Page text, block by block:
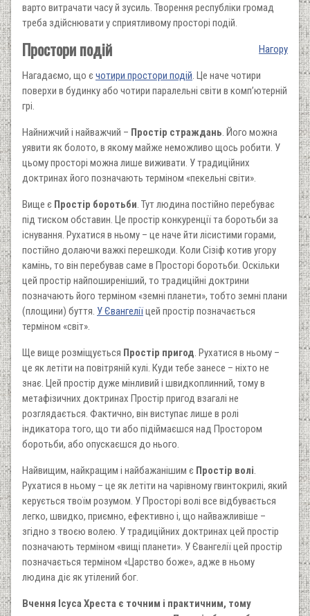
варто витрачати часу й зусиль. Творення республіки громад
треба здійснювати у сприятливому просторі подій.
Нагору
Простори подій
Нагадаємо, що єчотири простори подій. Це наче чотири
поверхи в будинку або чотири паралельні світи в комп’ютерній
грі.
Найнижчий і найважчий – Простір страждань. Його можна
уявити як болото, в якому майже неможливо щось робити. У
цьому просторі можна лише виживати. У традиційних
доктринах його позначають терміном «пекельні світи».
Вище є Простір боротьби. Тут людина постійно перебуває
під тиском обставин. Це простір конкуренції та боротьби за
існування. Рухатися в ньому – це наче йти лісистими горами,
постійно долаючи важкі перешкоди. Коли Сізіф котив угору
камінь, то він перебував саме в Просторі боротьби. Оскільки
цей простір найпоширеніший, то традиційні доктрини
позначають його терміном «земні планети», тобто земні плани
(площини) буття. У Євангеліїцей простір позначається
терміном «світ».
Ще вище розміщується Простір пригод. Рухатися в ньому –
це як летіти на повітряній кулі. Куди тебе занесе – ніхто не
знає. Цей простір дуже мінливий і швидкоплинний, тому в
метафізичних доктринах Простір пригод взагалі не
розглядається. Фактично, він виступає лише в ролі
індикатора того, що ти або підіймаєшся над Простором
боротьби, або опускаєшся до нього.
Найвищим, найкращим і найбажанішим є Простір волі.
Рухатися в ньому – це як летіти на чарівному гвинтокрилі, який
керується твоїм розумом. У Просторі волі все відбувається
легко, швидко, приємно, ефективно і, що найважливіше –
згідно з твоєю волею. У традиційних доктринах цей простір
позначають терміном «вищі планети». У Євангелії цей простір
позначається терміном «Царство боже», адже в ньому
людина діє як утілений бог.
Вчення Ісуса Хреста є точним і практичним, тому